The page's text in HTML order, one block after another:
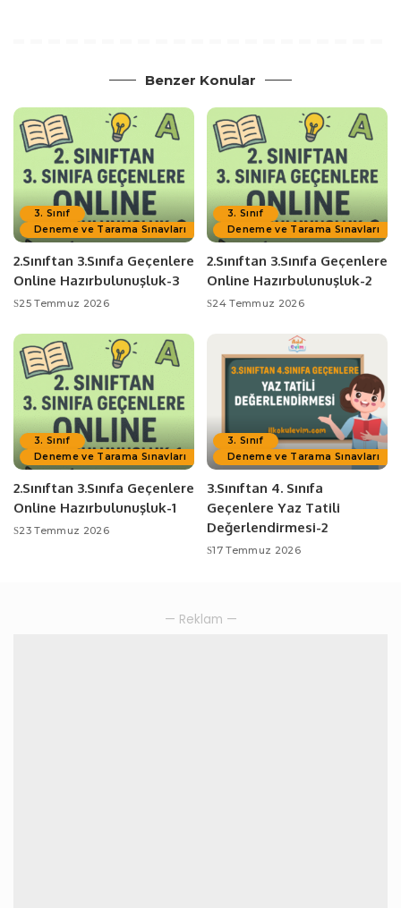
Benzer Konular
3. Sınıf
Deneme ve Tarama Sınavları
2.Sınıftan 3.Sınıfa Geçenlere
Online Hazırbulunuşluk-3
25 Temmuz 2026
3. Sınıf
Deneme ve Tarama Sınavları
2.Sınıftan 3.Sınıfa Geçenlere
Online Hazırbulunuşluk-2
24 Temmuz 2026
3. Sınıf
Deneme ve Tarama Sınavları
2.Sınıftan 3.Sınıfa Geçenlere
Online Hazırbulunuşluk-1
23 Temmuz 2026
3. Sınıf
Deneme ve Tarama Sınavları
3.Sınıftan 4. Sınıfa
Geçenlere Yaz Tatili
Değerlendirmesi-2
17 Temmuz 2026
— Reklam —